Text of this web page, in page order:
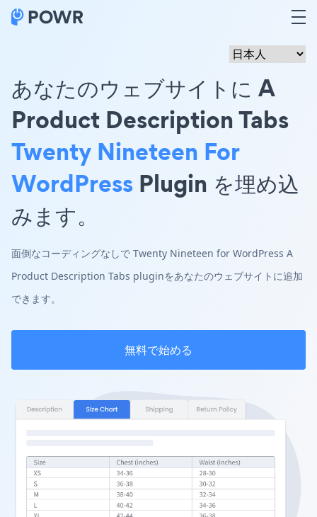
あなたのウェブサイトに A
Product Description Tabs
Twenty Nineteen For
WordPress Plugin を埋め込
みます。
面倒なコーディングなしで Twenty Nineteen for WordPress A
Product Description Tabs pluginをあなたのウェブサイトに追加
できます。
無料で始める